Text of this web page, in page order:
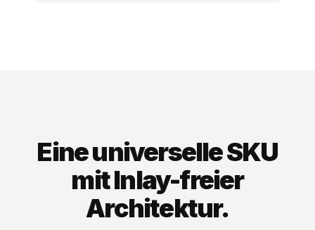
Eine universelle SKU
mit Inlay-freier
Architektur.